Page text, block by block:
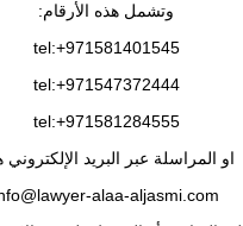
وتشمل هذه الأرقام:
tel:+971581401545
tel:+971547372444
tel:+971581284555
او المراسلة عبر البريد الإلكتروني
alaa-aljasmi.com